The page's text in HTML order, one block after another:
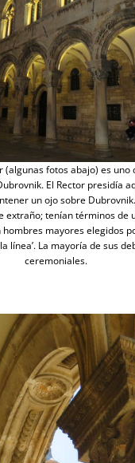
(algunas fotos abajo) es uno
El Rector presidía
un ojo sobre
extraño; tenían términos de
mayores elegidos
línea’. La mayoría de sus
ceremoniales.